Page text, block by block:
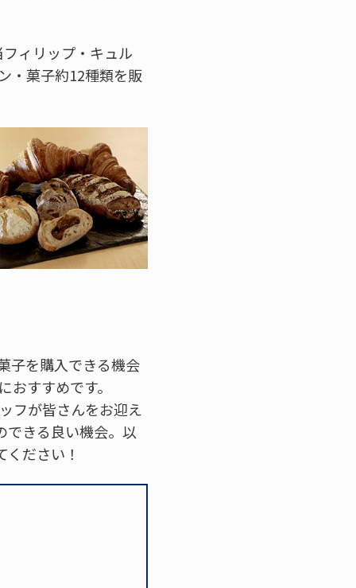
ィリップ・キュル
・菓子約12種類を販
子を購入できる機会
すすめです。
フが皆さんをお迎え
できる良い機会。以
ださい！